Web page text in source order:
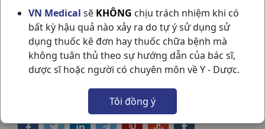
VN Medical sẽ KHÔNG chịu trách nhiệm khi có
bất kỳ hậu quả nào xảy ra do tự ý sử dụng sử
dụng thuốc kê đơn hay thuốc chữa bệnh mà
không tuân thủ theo sự hướng dẫn của bác sĩ,
dược sĩ hoặc người có chuyên môn về Y - Dược.
Tôi đồng ý
LACTACYD BABY EXTRA MILKY C250ML
SANOFI
NSX:Sanofi
Nhóm hàng:
Hóa - Mỹ Phẩm,
Chia sẻ qua mạng xã hội: